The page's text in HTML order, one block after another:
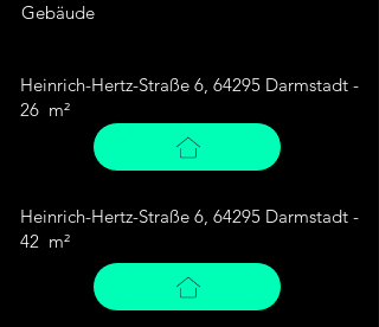
Gebäude
Heinrich-Hertz-Straße 6, 64295 Darmstadt -
26 m²
Heinrich-Hertz-Straße 6, 64295 Darmstadt -
42 m²